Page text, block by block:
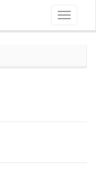
Toggle